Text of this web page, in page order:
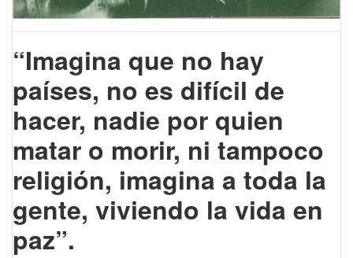
“Imagina que no hay
países, no es difícil de
hacer, nadie por quien
matar o morir, ni tampoco
religión, imagina a toda la
gente, viviendo la vida en
paz”.